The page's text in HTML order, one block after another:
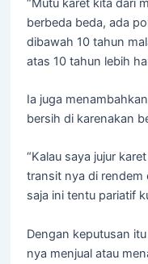
“Mutu karet kita dari
berbeda beda, ada
dibawah 10 tahun
atas 10 tahun lebih
Ia juga
bersih di karenakan
“Kalau saya jujur
transit nya di rendem
saja ini tentu pariatif
Dengan keputusan
nya menjual atau